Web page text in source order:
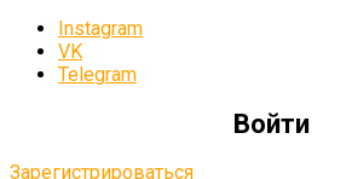
Instagram
VK
Telegram
Войти
Зарегистрироваться